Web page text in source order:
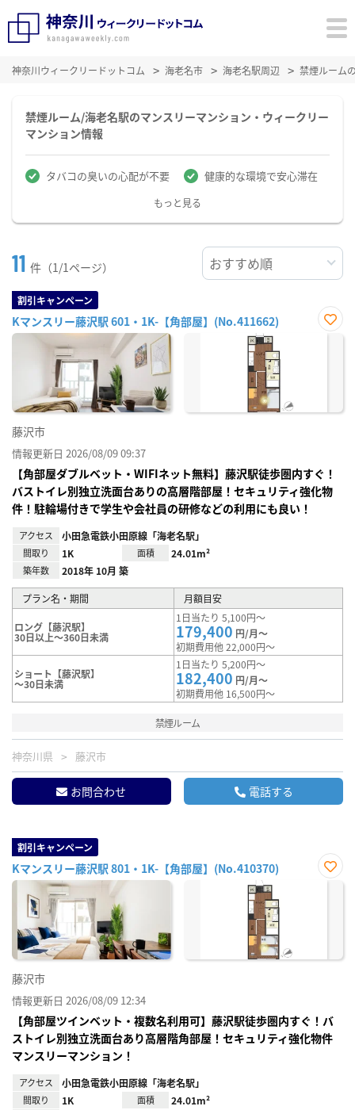
神奈川ウィークリードットコム 海老名市 海老名駅周辺 禁煙ルーム
禁煙ルーム/海老名駅のマンスリーマンション・ウィークリー
マンション情報
タバコの臭いの心配が不要 健康的な環境で安心滞在
もっと見る
11 件（1/1ページ）
割引キャンペーン
Kマンスリー藤沢駅 601・1K-【角部屋】(No.411662)
お気
藤沢市
情報更新日 2026/08/09 09:37
【角部屋ダブルベット・WIFIネット無料】藤沢駅徒歩圏内すぐ！
バストイレ別独立洗面台ありの高層階部屋！セキュリティ強化物
件！駐輪場付きで学生や会社員の研修などの利用にも良い！
アクセス 小田急電鉄小田原線「海老名駅」
間取り 1K 面積 24.01m²
築年数 2018年 10月 築
プラン名・期間 月額目安
ロング【藤沢駅】
30日以上～360日未満
1日当たり 5,100円～
179,400 円/月～
初期費用他 22,000円～
ショート【藤沢駅】
～30日未満
1日当たり 5,200円～
182,400 円/月～
初期費用他 16,500円～
禁煙ルーム
神奈川県 藤沢市
お問合わせ 電話する
割引キャンペーン
Kマンスリー藤沢駅 801・1K-【角部屋】(No.410370)
お気
藤沢市
情報更新日 2026/08/09 12:34
【角部屋ツインベット・複数名利用可】藤沢駅徒歩圏内すぐ！バ
ストイレ別独立洗面台あり高層階角部屋！セキュリティ強化物件
マンスリーマンション！
アクセス 小田急電鉄小田原線「海老名駅」
間取り 1K 面積 24.01m²